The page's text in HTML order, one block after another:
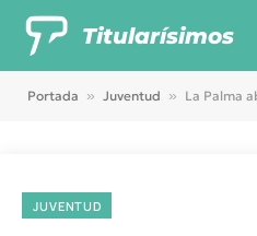
Titularísimos
Portada » Juventud » La Palma abre el plazo de
JUVENTUD